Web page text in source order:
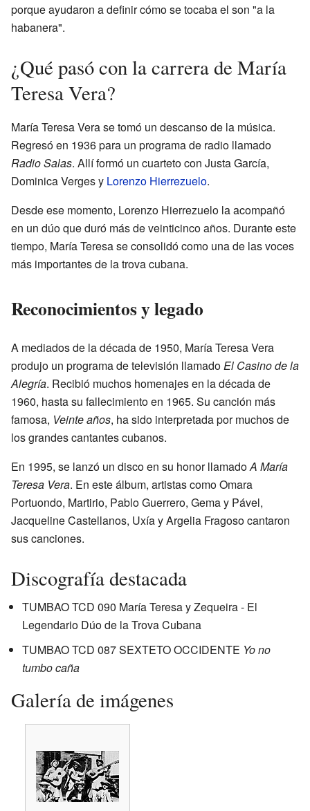
porque ayudaron a definir cómo se tocaba el son "a la
habanera".
¿Qué pasó con la carrera de María
Teresa Vera?
María Teresa Vera se tomó un descanso de la música.
Regresó en 1936 para un programa de radio llamado
Radio Salas. Allí formó un cuarteto con Justa García,
Dominica Verges y Lorenzo Hierrezuelo.
Desde ese momento, Lorenzo Hierrezuelo la acompañó
en un dúo que duró más de veinticinco años. Durante este
tiempo, María Teresa se consolidó como una de las voces
más importantes de la trova cubana.
Reconocimientos y legado
A mediados de la década de 1950, María Teresa Vera
produjo un programa de televisión llamadoEl Casino de la
Alegría. Recibió muchos homenajes en la década de
1960, hasta su fallecimiento en 1965. Su canción más
famosa, Veinte años, ha sido interpretada por muchos de
los grandes cantantes cubanos.
En 1995, se lanzó un disco en su honor llamadoA María
Teresa Vera. En este álbum, artistas como Omara
Portuondo, Martirio, Pablo Guerrero, Gema y Pável,
Jacqueline Castellanos, Uxía y Argelia Fragoso cantaron
sus canciones.
Discografía destacada
TUMBAO TCD 090 María Teresa y Zequeira - El
Legendario Dúo de la Trova Cubana
TUMBAO TCD 087 SEXTETO OCCIDENTE Yo no
tumbo caña
Galería de imágenes